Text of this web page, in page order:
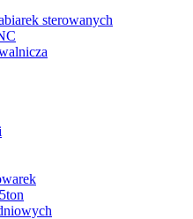
sterowanych